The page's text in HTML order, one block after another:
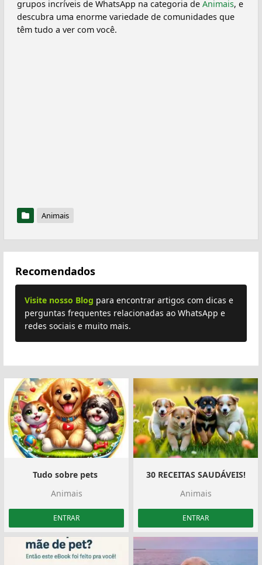
grupos incríveis de WhatsApp na categoria de Animais, e
descubra uma enorme variedade de comunidades que
têm tudo a ver com você.
Animais
Recomendados
Visite nosso Blog para encontrar artigos com dicas e
perguntas frequentes relacionadas ao WhatsApp e
redes sociais e muito mais.
Tudo sobre pets ️
Animais
ENTRAR
30 RECEITAS SAUDÁVEIS!
Animais
ENTRAR